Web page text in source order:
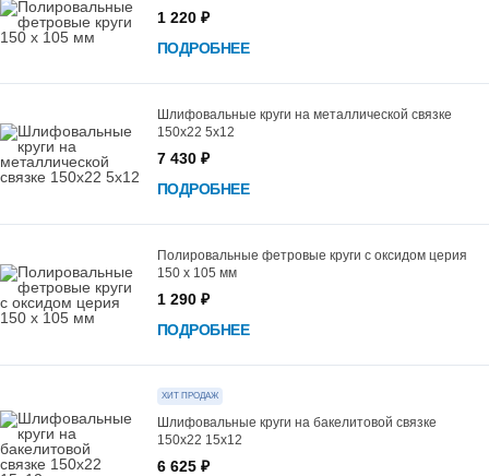
1 220 ₽
ПОДРОБНЕЕ
Шлифовальные круги на металлической связке
150х22 5х12
7 430 ₽
ПОДРОБНЕЕ
Полировальные фетровые круги с оксидом церия
150 х 105 мм
1 290 ₽
ПОДРОБНЕЕ
Шлифовальные круги на бакелитовой связке
150х22 15х12
ХИТ ПРОДАЖ
6 625 ₽